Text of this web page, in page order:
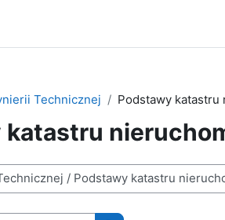
Technicznej Podstawy katastru
katastru